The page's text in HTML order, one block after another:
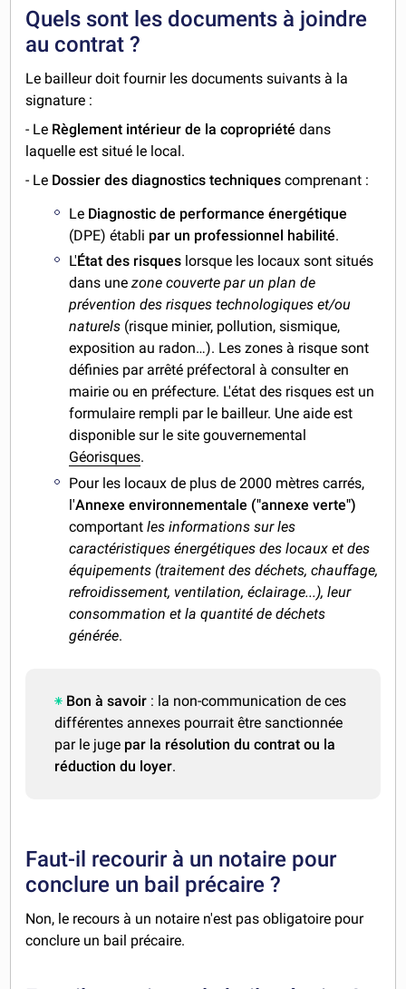
Quels sont les documents à joindre
au contrat ?
Le bailleur doit fournir les documents suivants à la
signature :
- Le Règlement intérieur de la copropriétédans
laquelle est situé le local.
- Le Dossier des diagnostics techniques comprenant :
Le Diagnostic de performance énergétique
(DPE) établi par un professionnel habilité.
L'État des risques lorsque les locaux sont situés
dans une zone couverte par un plan de
prévention des risques technologiques et/ou
naturels (risque minier, pollution, sismique,
exposition au radon…). Les zones à risque sont
définies par arrêté préfectoral à consulter en
mairie ou en préfecture. L'état des risques est un
formulaire rempli par le bailleur. Une aide est
disponible sur le site gouvernemental
Géorisques.
Pour les locaux de plus de 2000 mètres carrés,
l'Annexe environnementale ("annexe verte")
comportantles informations sur les
caractéristiques énergétiques des locaux et des
équipements (traitement des déchets, chauffage,
refroidissement, ventilation, éclairage...), leur
consommation et la quantité de déchets
générée.
Bon à savoir : la non-communication de ces
différentes annexes pourrait être sanctionnée
par le juge par la résolution du contrat ou la
réduction du loyer.
Faut-il recourir à un notaire pour
conclure un bail précaire ?
Non, le recours à un notaire n'est pas obligatoire pour
conclure un bail précaire.